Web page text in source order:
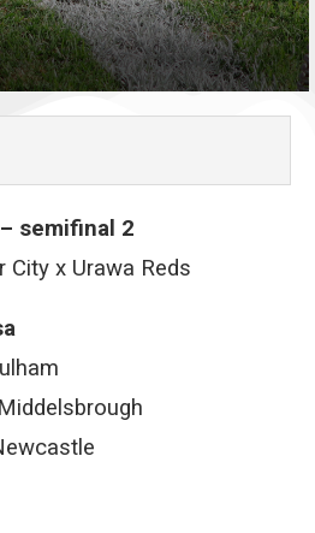
semifinal 2
x Urawa Reds